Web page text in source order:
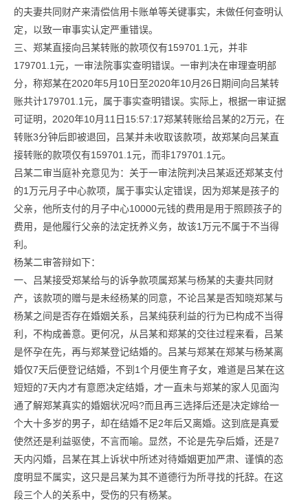
的夫妻共同财产来清偿信用卡账单等关键事实，未做任何查明认
定，以致一审事实认定严重错误。
三、郑某直接向吕某转账的款项仅有159701.1元，并非
179701.1元，一审法院事实查明错误。一审判决在审理查明部
分，称郑某在2020年5月10日至2020年10月26日期间向吕某转
账共计179701.1元，属于事实查明错误。实际上，根据一审证据
可证明，2020年10月11日15:57:17郑某转账给吕某的2万元，在
转账3分钟后即被退回，吕某并未收取该款项，故郑某向吕某直
接转账的款项仅有159701.1元，而非179701.1元。
吕某二审当庭补充意见为：关于一审法院判决吕某返还郑某支付
的1万元月子中心款项，属于事实认定错误，因为郑某是孩子的
父亲，他所支付的月子中心10000元钱的费用是用于照顾孩子的
费用，是他履行父亲的法定抚养义务，故该1万元不属于不当得
利。
杨某二审答辩如下：
一、吕某接受郑某给与的诉争款项属郑某与杨某的夫妻共同财
产，该款项的赠与是未经杨某的同意，不论吕某是否知晓郑某与
杨某之间是否存在婚姻关系，吕某纯获利益的行为已构成不当得
利，不构成善意。更何况，从吕某和郑某的交往过程来看，吕某
是怀孕在先，再与郑某登记结婚的。吕某与郑某在郑某与杨某离
婚仅7天后便登记结婚，不到1个月便生育子女，难道是吕某在这
短短的7天内才有意愿决定结婚，才一直未与郑某的家人见面沟
通了解郑某真实的婚姻状况吗?而且再三选择后还是决定嫁给一
个大十多岁的男子，却在结婚不足2年后又离婚。这到底是真爱
使然还是利益驱使，不言而喻。显然，不论是先孕后婚，还是7
天内闪婚，吕某在其上诉状中所述对待婚姻更加严肃、谨慎的态
度明显不属实，这只是吕某为其不道德行为所寻找的托辞。在这
段三个人的关系中，受伤的只有杨某。